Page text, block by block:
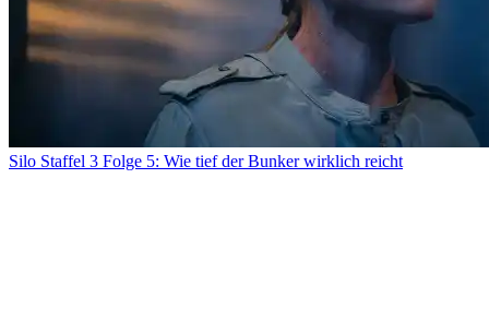
Silo Staffel 3 Folge 5: Wie tief der Bunker wirklich reicht